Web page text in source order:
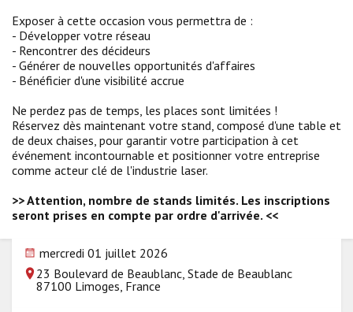
Exposer à cette occasion vous permettra de :
- Développer votre réseau
- Rencontrer des décideurs
- Générer de nouvelles opportunités d'affaires
- Bénéficier d'une visibilité accrue
Ne perdez pas de temps, les places sont limitées !
Réservez dès maintenant votre stand, composé d'une table et
de deux chaises, pour garantir votre participation à cet
événement incontournable et positionner votre entreprise
comme acteur clé de l'industrie laser.
>> Attention, nombre de stands limités. Les inscriptions
seront prises en compte par ordre d'arrivée. <<
mercredi 01 juillet 2026
23 Boulevard de Beaublanc, Stade de Beaublanc
87100 Limoges, France